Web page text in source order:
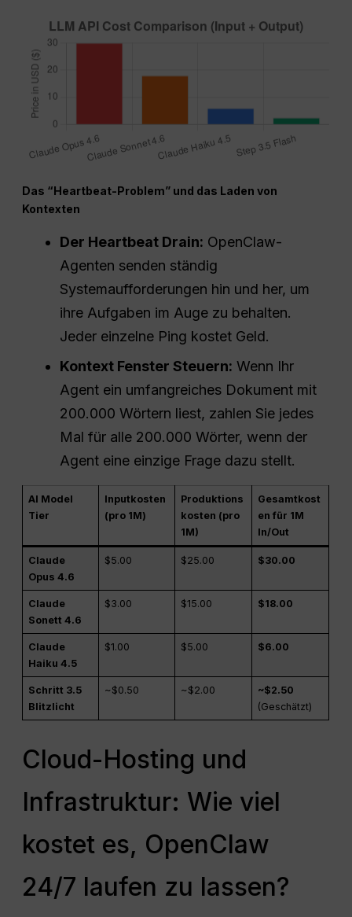
Das “Heartbeat-Problem” und das Laden von
Kontexten
Der Heartbeat Drain: OpenClaw-
Agenten senden ständig
Systemaufforderungen hin und her, um
ihre Aufgaben im Auge zu behalten.
Jeder einzelne Ping kostet Geld.
Kontext Fenster Steuern: Wenn Ihr
Agent ein umfangreiches Dokument mit
200.000 Wörtern liest, zahlen Sie jedes
Mal für alle 200.000 Wörter, wenn der
Agent eine einzige Frage dazu stellt.
AI Model
Tier
Inputkosten
(pro 1M)
Produktions
kosten (pro
1M)
Gesamtkost
en für 1M
In/Out
Claude
Opus 4.6
$5.00 $25.00 $30.00
Claude
Sonett 4.6
$3.00 $15.00 $18.00
Claude
Haiku 4.5
$1.00 $5.00 $6.00
Schritt 3.5
Blitzlicht
~$0.50 ~$2.00
~$2.50
(Geschätzt)
Cloud-Hosting und
Infrastruktur: Wie viel
kostet es, OpenClaw
24/7 laufen zu lassen?